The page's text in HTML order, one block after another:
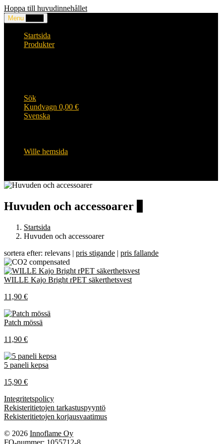
Hoppa till huvudinnehållet
Menu
Startsida
Produkter
Sök
Kundvagn 0,00 €
Svenska
Wille hemsida
Huvuden och accessoarer
Startsida
Huvuden och accessoarer
sortera efter: relevans | pris stigande | pris fallande
WILLE Kajo Bright rPET säkerthetsvest
11,90 €
Patch mössä
11,90 €
5 paneli kepsa
15,90 €
Integritetspolicy
Rekisteritietojen tarkastuspyyntö
Rekisteritietojen korjausvaatimus
© 2026 Innoflame Oy
FO-nummer: 1055712-8